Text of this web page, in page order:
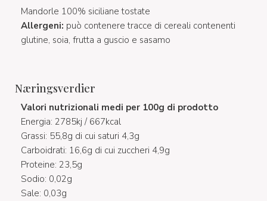
Mandorle 100% siciliane tostate
Allergeni: può contenere tracce di cereali contenenti
glutine, soia, frutta a guscio e sasamo
Næringsverdier
Valori nutrizionali medi per 100g di prodotto
Energia: 2785kj / 667kcal
Grassi: 55,8g di cui saturi 4,3g
Carboidrati: 16,6g di cui zuccheri 4,9g
Proteine: 23,5g
Sodio: 0,02g
Sale: 0,03g